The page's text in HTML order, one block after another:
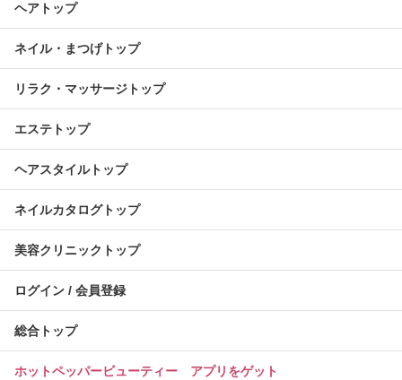
ヘアトップ
ネイル・まつげトップ
リラク・マッサージトップ
エステトップ
ヘアスタイルトップ
ネイルカタログトップ
美容クリニックトップ
ログイン / 会員登録
総合トップ
ホットペッパービューティー アプリをゲット